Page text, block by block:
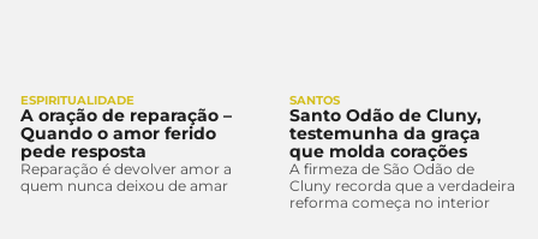
ESPIRITUALIDADE
A oração de reparação –
Quando o amor ferido
pede resposta
Reparação é devolver amor a
quem nunca deixou de amar
SANTOS
Santo Odão de Cluny,
testemunha da graça
que molda corações
A firmeza de São Odão de
Cluny recorda que a verdadeira
reforma começa no interior